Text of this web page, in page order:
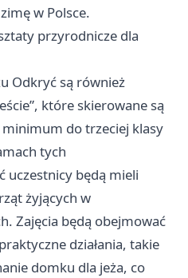
w Polsce.
przyrodnicze dla
Odkryć są również
które skierowane są
minimum do trzeciej klasy
tych
uczestnicy będą mieli
żyjących w
Zajęcia będą obejmować
działania, takie
domku dla jeża, co